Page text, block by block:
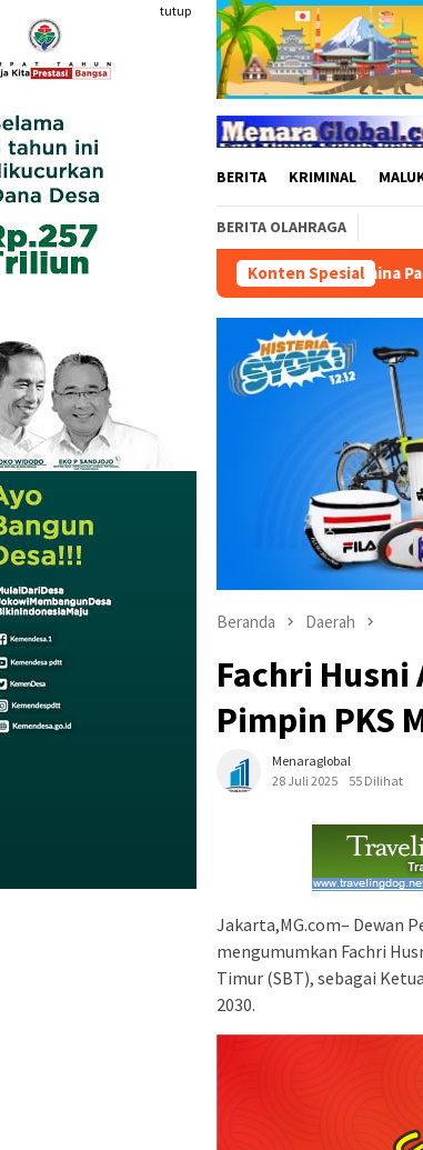
konten
tutup
BERITA KRIMINAL
BERITA OLAHRAGA
Konten Spesial
Pertamina Patra Niaga Perkuat
Beranda Daerah
Fachri Husni
Pimpin PKS
Menaraglobal
28 Juli 2025
55 Dilihat
Jakarta,MG.com– Dewan
mengumumkan Fachri
Timur (SBT), sebagai
2030.